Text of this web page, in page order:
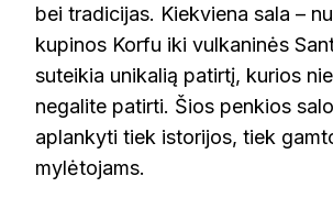
bei tradicijas. Kiekviena sala –
kupinos Korfu iki vulkaninės
suteikia unikalią patirtį, kurios
negalite patirti. Šios penkios
aplankyti tiek istorijos, tiek
mylėtojams.